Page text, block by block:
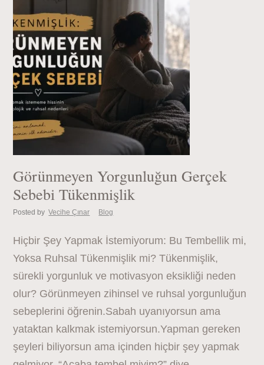
Görünmeyen Yorgunluğun Gerçek
Sebebi Tükenmişlik
Posted by Vecihe Çınar Blog
Hiçbir Şey Yapmak İstemiyorum: Bu Tembellik mi,
Yoksa Ruhsal Tükenmişlik mi? Tükenmişlik,
sürekli yorgunluk ve motivasyon eksikliği neden
olur? Görünmeyen zihinsel ve ruhsal yorgunluğun
sebeplerini öğrenin.Sabah uyanıyorsun ama
yataktan kalkmak istemiyorsun.Yapman gereken
şeyleri biliyorsun ama içinden hiçbir şey yapmak